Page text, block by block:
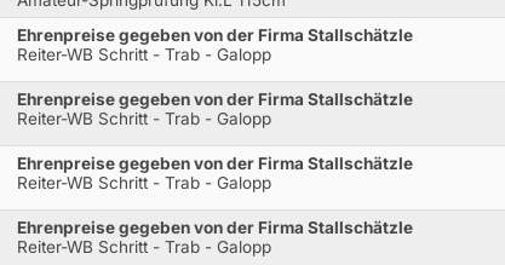
Ehrenpreise gegeben von der Firma Stallschätzle
Reiter-WB Schritt - Trab - Galopp
Ehrenpreise gegeben von der Firma Stallschätzle
Reiter-WB Schritt - Trab - Galopp
Ehrenpreise gegeben von der Firma Stallschätzle
Reiter-WB Schritt - Trab - Galopp
Ehrenpreise gegeben von der Firma Stallschätzle
Reiter-WB Schritt - Trab - Galopp